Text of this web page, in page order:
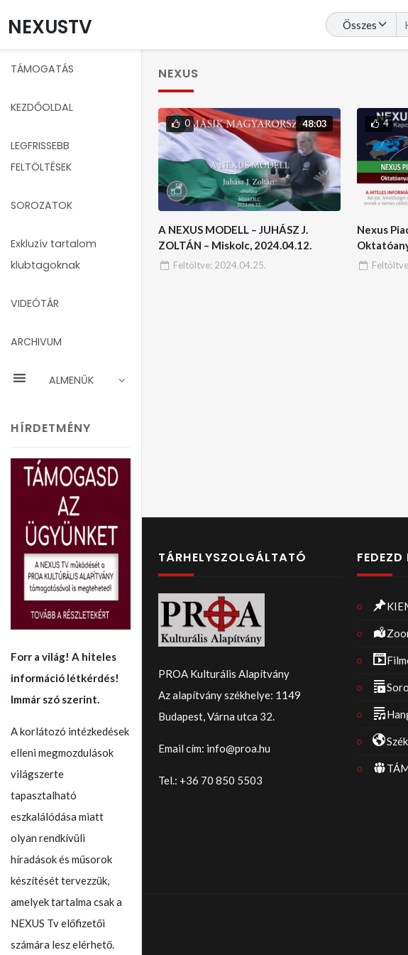
NEXUSTV
TÁMOGATÁS
KEZDŐOLDAL
LEGFRISSEBB
FELTÖLTÉSEK
SOROZATOK
Exkluzív tartalom
klubtagoknak
VIDEÓTÁR
ARCHIVUM
ALMENŰK
HÍRDETMÉNY
Forr a világ! A hiteles
információ létkérdés!
Immár szó szerint.
A korlátozó intézkedések
elleni megmozdulások
világszerte
tapasztalható
eszkalálódása miatt
olyan rendkívüli
híradások és műsorok
készítését tervezzük,
amelyek tartalma csak a
NEXUS Tv előfizetői
számára lesz elérhető.
NEXUS
48:03
0
A NEXUS MODELL – JUHÁSZ J.
ZOLTÁN – Miskolc, 2024.04.12.
Feltöltve: 2024.04.25.
4
Nexus
TÁRHELYSZOLGÁLTATÓ
PROA Kulturális Alapítvány
Az alapítvány székhelye: 1149
Budapest, Várna utca 32.
Email cím: info@proa.hu
Tel.: +36 70 850 5503
FEDEZD